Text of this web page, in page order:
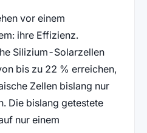
vor einem
ihre Effizienz.
Silizium-Solarzellen
bis zu 22 % erreichen,
Zellen bislang nur
Die bislang getestete
nur einem